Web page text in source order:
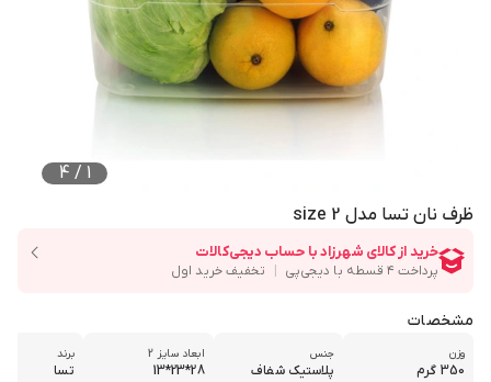
1
/
4
ظرف نان تسا مدل size 2
مشخصات
وزن
350 گرم
جنس
پلاستیک شفاف
ابعاد سایز 2
28*23*13
برند
تسا